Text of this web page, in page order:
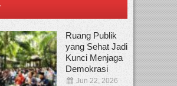
Ruang Publik
yang Sehat Jadi
Kunci Menjaga
Demokrasi
Jun 22, 2026